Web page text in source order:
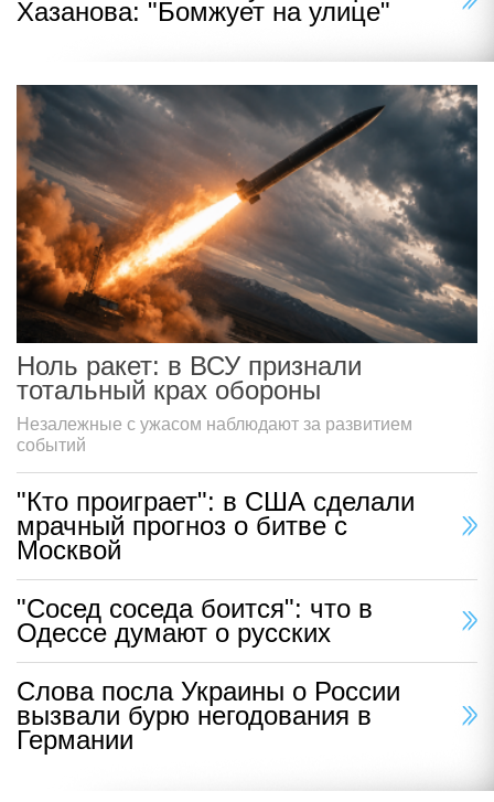
Хазанова: "Бомжует на улице"
Ноль ракет: в ВСУ признали
тотальный крах обороны
Незалежные с ужасом наблюдают за развитием
событий
"Кто проиграет": в США сделали
мрачный прогноз о битве с
Москвой
"Сосед соседа боится": что в
Одессе думают о русских
Слова посла Украины о России
вызвали бурю негодования в
Германии